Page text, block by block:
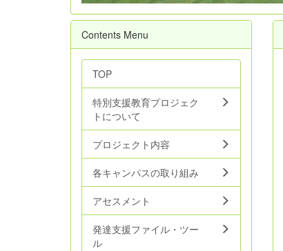
Contents Menu
TOP
特別支援教育プロジェク
トについて
プロジェクト内容
各キャンパスの取り組み
アセスメント
発達支援ファイル・ツー
ル